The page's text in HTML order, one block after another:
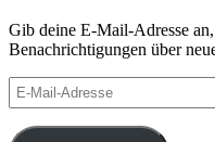
Gib deine E-Mail-Adresse
Benachrichtigungen über
E-
Mail-
Adresse